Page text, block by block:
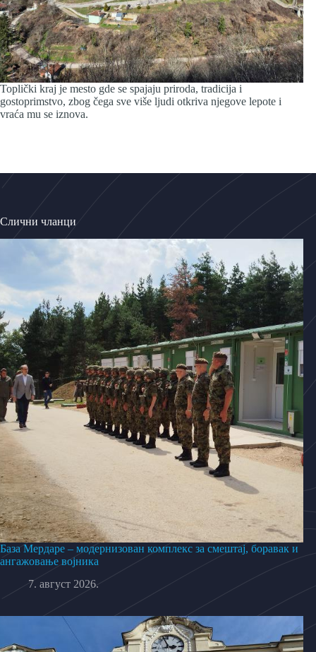
Toplički kraj je mesto gde se spajaju priroda, tradicija i
gostoprimstvo, zbog čega sve više ljudi otkriva njegove lepote i
vraća mu se iznova.
Слични чланци
База Мердаре – модернизован комплекс за смештај, боравак и
ангажовање војника
7. август 2026.